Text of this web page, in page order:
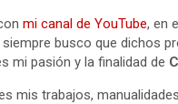
mi canal de YouTube, en
busco que dichos
mi pasión y la finalidad de
mis trabajos,